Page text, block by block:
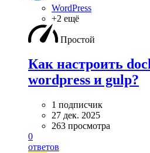
WordPress
+2 ещё
Простой
Как настроить
wordpress и gulp?
1 подписчик
27 дек. 2025
263 просмотра
0
ответов